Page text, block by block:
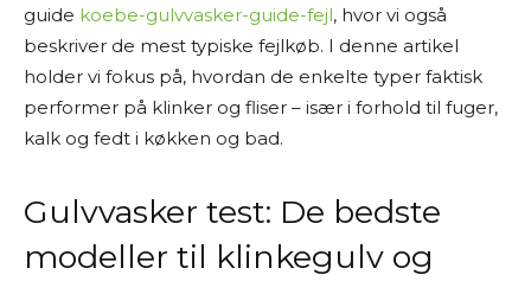
guide koebe-gulvvasker-guide-fejl, hvor vi også
beskriver de mest typiske fejlkøb. I denne artikel
holder vi fokus på, hvordan de enkelte typer faktisk
performer på klinker og fliser – især i forhold til fuger,
kalk og fedt i køkken og bad.
Gulvvasker test: De bedste
modeller til klinkegulv og